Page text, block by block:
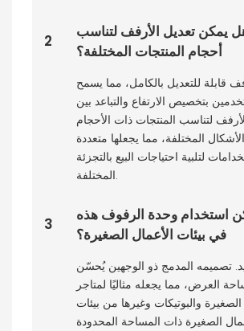
2
يمكن تعديل الأرفف لتناسب
أحجام المنتجات المختلفة؟
قابلة للتعديل بالكامل، مما يسمح
بتخصيص الارتفاع والتباعد بين
لتناسب المنتجات ذات الأحجام
المختلفة، مما يجعلها متعددة
لتلبية احتياجات البيع بالتجزئة
المختلفة.
3
استخدام وحدة الرفوف هذه
في بيئات الأعمال الصغيرة؟
تصميمه المدمج ذو الوجهين يُحسّن
العرض، مما يجعله مثاليًا لمتاجر
الصغيرة والبوتيكات وغيرها من بيئات